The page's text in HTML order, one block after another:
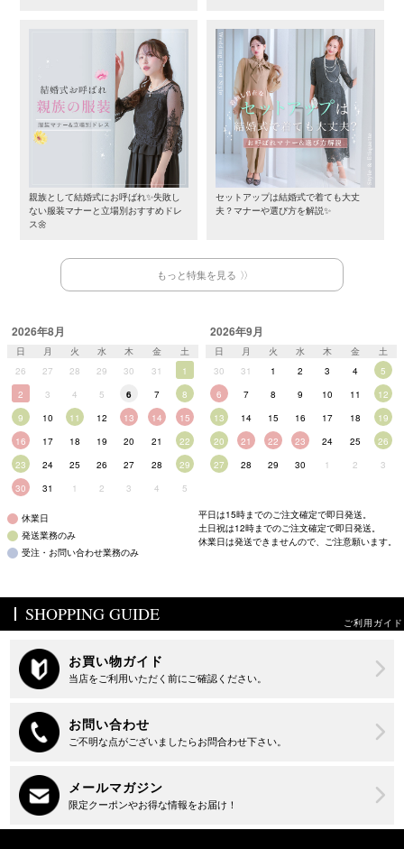
親族として結婚式にお呼ばれ✨失敗し
ない服装マナーと立場別おすすめドレ
ス🌼
セットアップは結婚式で着ても大丈
夫？マナーや選び方を解説✨
もっと特集を見る
2026年8月
日 月 火 水 木 金
土
26
27 28 29 30 31
1
2
3 4 5 6 7
8
9
10 11 12 13 14
15
16
17 18 19 20 21
22
23
24 25 26 27 28
29
30
31 1 2 3 4 5
2026年9月
日 月 火 水 木 金
土
30
31 1 2 3 4
5
6
7 8 9 10 11
12
13
14 15 16 17 18
19
20
21 22 23 24 25
26
27
28 29 30 1 2 3
休業日
発送業務のみ
受注・お問い合わせ業務のみ
平日は15時までのご注文確定で即日発送。
土日祝は12時までのご注文確定で即日発送。
休業日は発送できませんので、ご注意願います。
SHOPPING GUIDE ご利用ガイド